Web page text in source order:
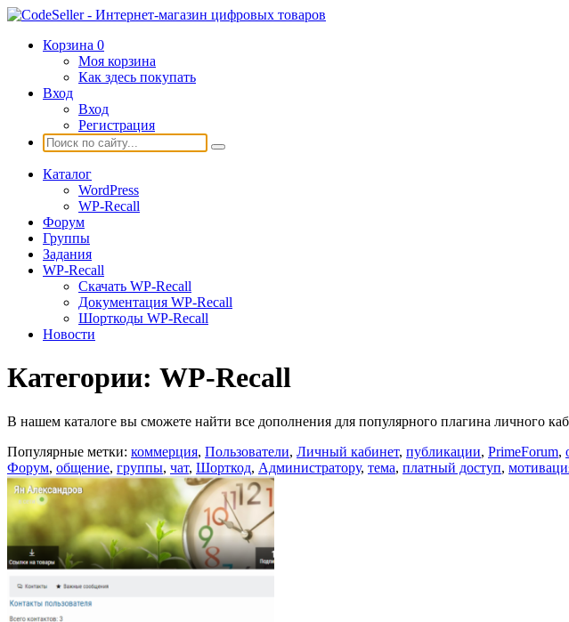
Корзина 0
Моя корзина
Как здесь покупать
Вход
Вход
Регистрация
Каталог
WordPress
WP-Recall
Форум
Группы
Задания
WP-Recall
Скачать WP-Recall
Документация WP-Recall
Шорткоды WP-Recall
Новости
Категории: WP-Recall
В нашем каталоге вы сможете найти все дополнения для популярного плагина личного
Популярные метки: коммерция, Пользователи, Личный кабинет, публикации, PrimeForum,
Форум, общение, группы, чат, Шорткод, Администратору, тема, платный доступ,